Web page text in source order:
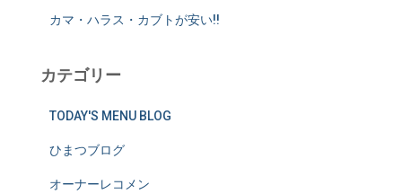
カマ・ハラス・カブトが安い!!
カテゴリー
TODAY'S MENU BLOG
ひまつブログ
オーナーレコメン